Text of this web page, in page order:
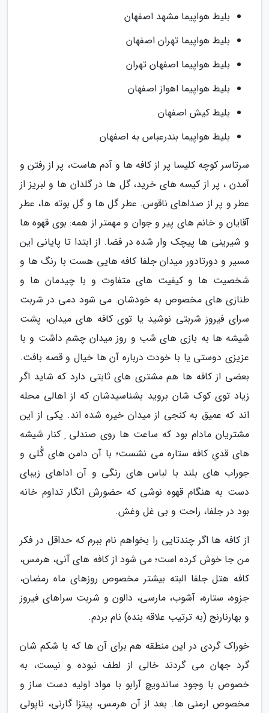
بلیط هواپیما مشهد اصفهان
بلیط هواپیما تهران اصفهان
بلیط هواپیما اصفهان تهران
بلیط هواپیما اهواز اصفهان
بلیط کیش اصفهان
بلیط هواپیما بندرعباس به اصفهان
سرتاسر کوچه کلیسا پر از کافه ها و آدم هاست، پر از رفتن و
آمدن ، پر از کیسه های خرید، گل ها در گلدان ها و لبریز از
عطر و پر از صداهای ناقوس. عطر گل ها و گل بوته ها، عطر
آقایان و خانم های پیر و جوان و مهمتر از همه: بوی قهوه ها
و شیرینی ها پیچک وار شده در فضا. از ابتدا تا پایانی این
مسیر و دورتادور میدان جلفا کافه هایی هست با رنگ ها و
شخصیت ها و کیفیت های متفاوت و با چیدمان ها و
طنازی های مخصوص به خودشان. می شود دمی در شربت
سرای فیروز شربتی نوشید یا توی کافه های میدان، پشت
شیشه ها به بازی های شب و روز میدان چشم داشت و با
عزیزی دوستی یا با خودت درباره آن ها خیال و قصه بافت.
بعضی از کافه ها هم مشتری های ثابتی دارد که شاید اگر
زیاد توی کوک شان بروید بشناسیدشان که از اهالی محله
اند که عمیق به کنجی از میدان خیره شده اند. یکی از این
مشتریان مادام بود که ساعت ها روی صندلی ِ کنار شیشه
های قدیِ کافه ستاره می نشست؛ با آن دامن های گُلی و
جوراب های بلند با لباس های رنگی و آن اداهای زیبای
دست به هنگام قهوه نوشی که حضورش انگار تداوم خانه
بود در جلفا، راحت و بی غل وغش.
از کافه ها اگر چندتایی را بخواهم نام ببرم که حداقل در فکر
من جا خوش کرده است؛ می شود از کافه های آنی، هرمس،
کافه هتل جلفا البته بیشتر مخصوص روزهای ماه رمضان،
جزوه، ستاره، آشوب، مارسی، دالون و شربت سراهای فیروز
و بهارنارنج (به ترتیب علاقه بنده) نام بردم.
خوراک گردی در این منطقه هم برای آن ها که با شکم شان
گرد جهان می گردند خالی از لطف نبوده و نیست، به
خصوص با وجود ساندویچ آرابو با مواد اولیه دست ساز و
مخصوص ارمنی ها. بعد از آن هرمس، پیتزا گارنی، ناپولی